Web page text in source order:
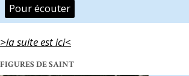
Pour écouter
>la suite est ici<
FIGURES DE SAINT